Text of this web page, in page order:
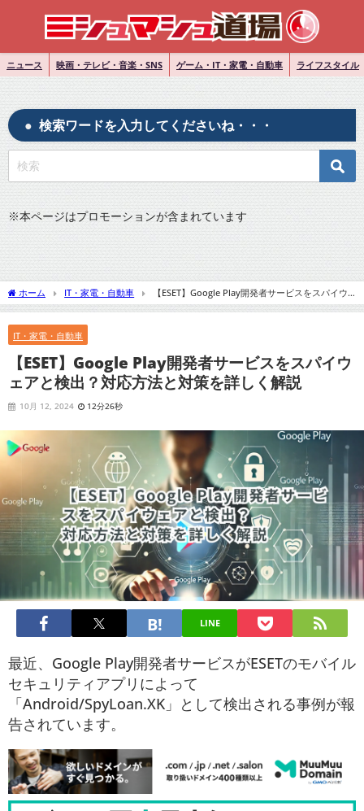
ニュース 映画・テレビ・音楽・SNS ゲーム・IT・家電・自動車 ライフスタイル
検索ワードを入力してくださいね・・・
※本ページはプロモーションが含まれています
ホーム IT・家電・自動車
【ESET】Google Play開発者サービスをスパイウ
ェアと検出？対応方法と対策を詳しく解説
IT・家電・自動車
【ESET】Google Play開発者サービスをスパイウ
ェアと検出？対応方法と対策を詳しく解説
10月 12, 2024 12分26秒
LINE
最近、Google Play開発者サービスがESETのモバイル
セキュリティアプリによって
「Android/SpyLoan.XK」として検出される事例が報
告されています。